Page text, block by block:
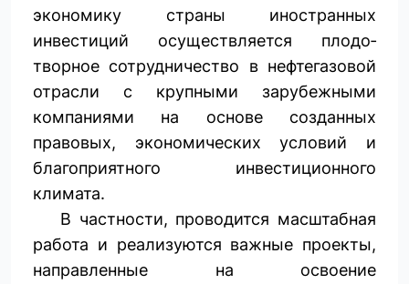
экономику страны иностранных
инвестиций осуществляется плодо­
творное сотрудничество в нефтегазовой
отрасли с крупными зарубежными
компаниями на основе созданных
правовых, экономических условий и
благоприятного инвестиционного
климата.
В частности, проводится масштабная
работа и реализуются важные проекты,
направленные на освоение